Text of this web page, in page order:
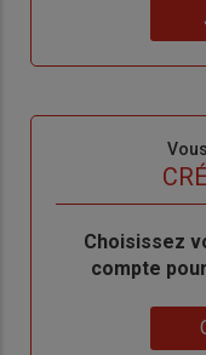
de
me
BodyChoisissez
compte